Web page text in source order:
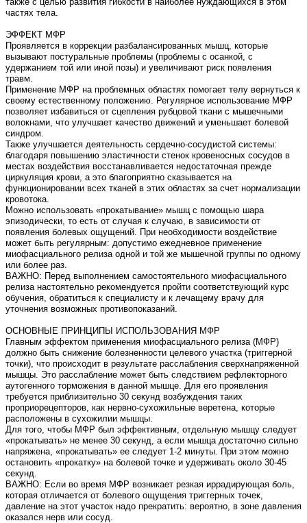
частях тела.
ЭФФЕКТ МФР
Проявляется в коррекции разбалансированных мышц, которые
вызывают постуральные проблемы (проблемы с осанкой, с
удержанием той или иной позы) и увеличивают риск появления
травм.
Применение МФР на проблемных областях помогает телу вернуться к
своему естественному положению. Регулярное использование МФР
позволяет избавиться от сцепления рубцовой ткани с мышечными
волокнами, что улучшает качество движений и уменьшает болевой
синдром.
Также улучшается деятельность сердечно-сосудистой системы:
благодаря повышению эластичности стенок кровеносных сосудов в
местах воздействия восстанавливается недостаточная прежде
циркуляция крови, а это благоприятно сказывается на
функционировании всех тканей в этих областях за счет нормализации
кровотока.
Можно использовать «прокатывание» мышц с помощью шара
эпизодически, то есть от случая к случаю, в зависимости от
появления болевых ощущений. При необходимости воздействие
может быть регулярным: допустимо ежедневное применение
миофасциального релиза одной и той же мышечной группы по одному
или более раз.
ВАЖНО: Перед выполнением самостоятельного миофасциального
релиза настоятельно рекомендуется пройти соответствующий курс
обучения, обратиться к специалисту и к лечащему врачу для
уточнения возможных противопоказаний.
ОСНОВНЫЕ ПРИНЦИПЫ ИСПОЛЬЗОВАНИЯ МФР
Главным эффектом применения миофасциального релиза (МФР)
должно быть снижение болезненности целевого участка (триггерной
точки), что происходит в результате расслабления сверхнапряженной
мышцы. Это расслабление может быть следствием рефлекторного
аутогенного торможения в данной мышце. Для его проявления
требуется приблизительно 30 секунд возбуждения таких
проприорецепторов, как нервно-сухожильные веретена, которые
расположены в сухожилии мышцы.
Для того, чтобы МФР был эффективным, отдельную мышцу следует
«прокатывать» не менее 30 секунд, а если мышца достаточно сильно
напряжена, «прокатывать» ее следует 1-2 минуты. При этом можно
остановить «прокатку» на болевой точке и удерживать около 30-45
секунд.
ВАЖНО: Если во время МФР возникает резкая иррадирующая боль,
которая отличается от болевого ощущения триггерных точек,
давление на этот участок надо прекратить: вероятно, в зоне давления
оказался нерв или сосуд.